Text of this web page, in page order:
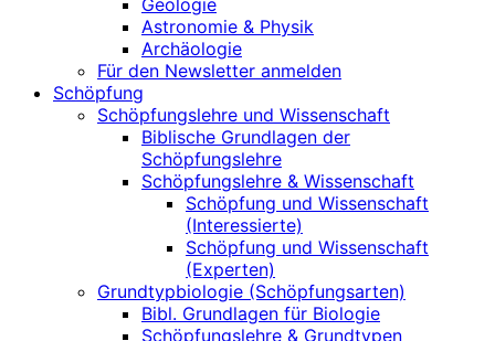
Geologie
Astronomie & Physik
Archäologie
Für den Newsletter anmelden
Schöpfung
Schöpfungslehre und Wissenschaft
Biblische Grundlagen der
Schöpfungslehre
Schöpfungslehre & Wissenschaft
Schöpfung und Wissenschaft
(Interessierte)
Schöpfung und Wissenschaft
(Experten)
Grundtypbiologie (Schöpfungsarten)
Bibl. Grundlagen für Biologie
Schöpfungslehre & Grundtypen